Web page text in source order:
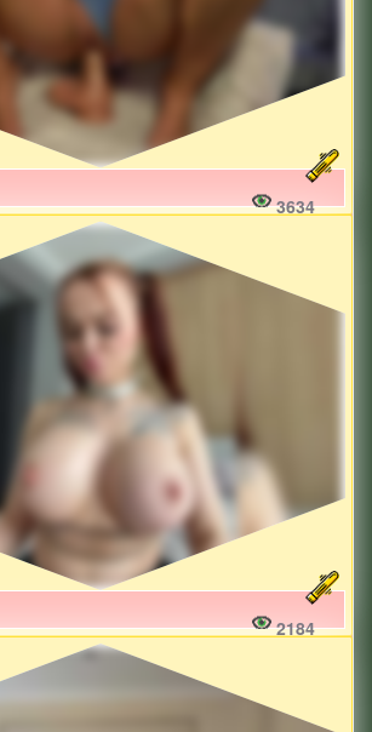
3634
2184